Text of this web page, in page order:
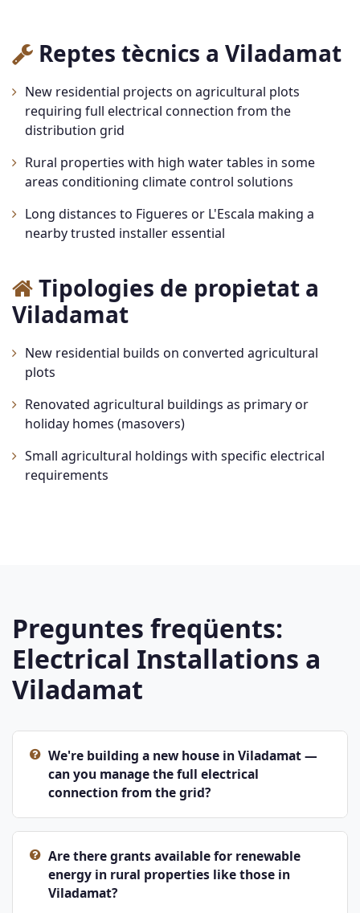
Reptes tècnics a Viladamat
New residential projects on agricultural plots
requiring full electrical connection from the
distribution grid
Rural properties with high water tables in some
areas conditioning climate control solutions
Long distances to Figueres or L'Escala making a
nearby trusted installer essential
Tipologies de propietat a
Viladamat
New residential builds on converted agricultural
plots
Renovated agricultural buildings as primary or
holiday homes (masovers)
Small agricultural holdings with specific electrical
requirements
Preguntes freqüents:
Electrical Installations a
Viladamat
We're building a new house in Viladamat —
can you manage the full electrical
connection from the grid?
Are there grants available for renewable
energy in rural properties like those in
Viladamat?